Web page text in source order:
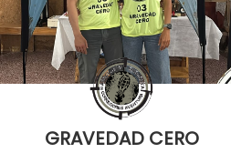
GRAVEDAD CERO